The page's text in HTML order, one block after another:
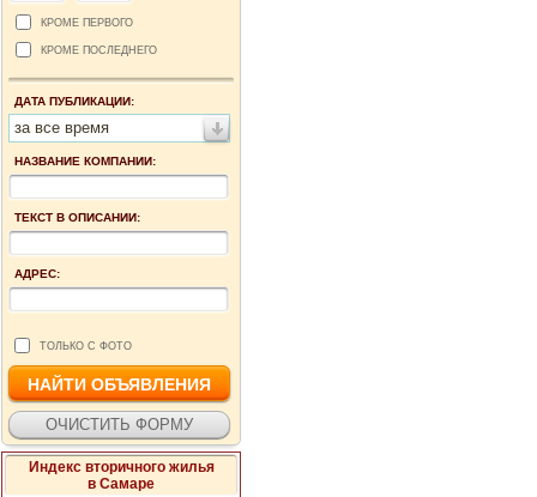
КРОМЕ ПЕРВОГО
КРОМЕ ПОСЛЕДНЕГО
ДАТА ПУБЛИКАЦИИ:
за все время
НАЗВАНИЕ КОМПАНИИ:
ТЕКСТ В ОПИСАНИИ:
АДРЕС:
ТОЛЬКО С ФОТО
Индекс вторичного жилья
в Самаре